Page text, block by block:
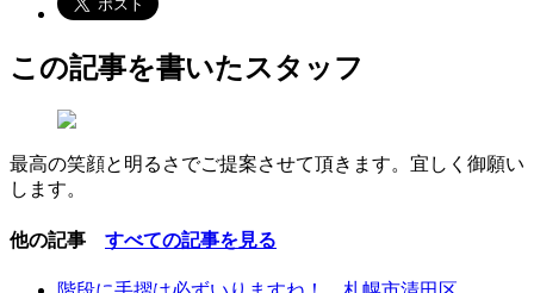
この記事を書いたスタッフ
最高の笑顔と明るさでご提案させて頂きます。宜しく御願い
します。
他の記事 すべての記事を見る